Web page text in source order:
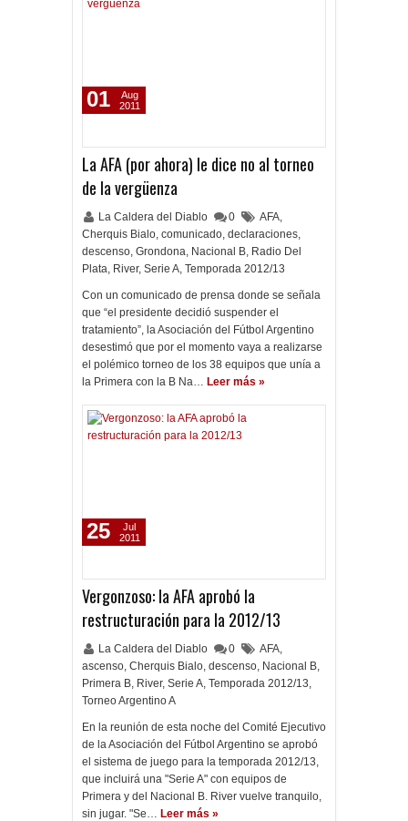
La AFA (por ahora) le dice no al torneo
de la vergüenza
La Caldera del Diablo 0 AFA,
Cherquis Bialo, comunicado, declaraciones,
descenso, Grondona, Nacional B, Radio Del
Plata, River, Serie A, Temporada 2012/13
Con un comunicado de prensa donde se señala
que “el presidente decidió suspender el
tratamiento”, la Asociación del Fútbol Argentino
desestimó que por el momento vaya a realizarse
el polémico torneo de los 38 equipos que unía a
la Primera con la B Na… Leer más »
01
Aug
2011
Vergonzoso: la AFA aprobó la
restructuración para la 2012/13
La Caldera del Diablo 0 AFA,
ascenso, Cherquis Bialo, descenso, Nacional B,
Primera B, River, Serie A, Temporada 2012/13,
Torneo Argentino A
En la reunión de esta noche del Comité Ejecutivo
de la Asociación del Fútbol Argentino se aprobó
el sistema de juego para la temporada 2012/13,
que incluirá una "Serie A" con equipos de
Primera y del Nacional B. River vuelve tranquilo,
sin jugar. "Se… Leer más »
25
Jul
2011